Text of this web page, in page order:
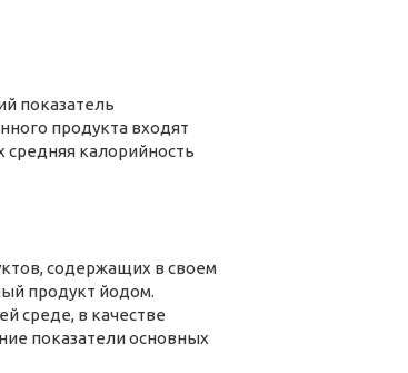
показатель
продукта входят
калорийность
содержащих в своем
продукт йодом.
среде, в качестве
показатели основных